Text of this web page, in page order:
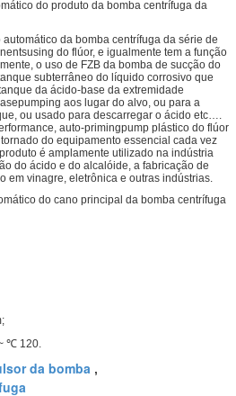
do produto da bomba centrífuga da
da bomba centrífuga da série de
do flúor, e igualmente tem a função
o uso de FZB da bomba de sucção do
subterrâneo do líquido corrosivo que
da ácido-base da extremidade
aos lugar do alvo, ou para a
ou usado para descarregar o ácido etc….
auto-primingpump plástico do flúor
do equipamento essencial cada vez
é amplamente utilizado na indústria
do ácido e do alcalóide, a fabricação de
em vinagre, eletrônica e outras indústrias.
do cano principal da bomba centrífuga
℃ 120.
da bomba ,